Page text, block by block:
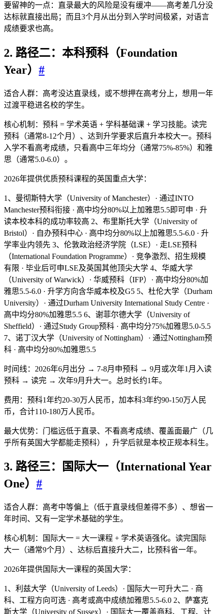
要留神的一点：直录最大的风险是没有缓冲——高考差几分没
达标就直接出局；而且3个月从出分到入学时间极紧，对语言
成绩要求也高。
2. 路径二：本科预科（Foundation
Year） #
适合人群：高考没达直录线，或不想押在高考分上，想用一年
过渡平稳进名校的学生。
核心机制：预科 = 学术英语 + 学科基础课 + 学习技能。读完
预科（通常8-12个月）、达到升学要求后直升本校大一。预科
入学不看高考成绩，只看高中三年均分（通常75%-85%）和雅
思（通常5.0-6.0）。
2026年提供优质预科课程的英国重点大学：
1、曼彻斯特大学（University of Manchester）· 通过INTO
Manchester预科衔接 · 高中均分80%以上加雅思5.5即可申 · 升
读本校本科的成功率较高 2、布里斯托大学（University of
Bristol）· 自办预科中心 · 高中均分80%以上加雅思5.5-6.0 · 升
学率业内领先 3、伦敦政治经济学院（LSE）· 走LSE预科
（International Foundation Programme）· 竞争激烈、招生规模
有限 · 毕业后可申LSE及英国其他顶尖大学 4、华威大学
（University of Warwick）· 华威预科（IFP）· 高中均分80%加
雅思5.5-6.0 · 升学方向含华威本校及G5 5、杜伦大学（Durham
University）· 通过Durham University International Study Centre ·
高中均分80%加雅思5.5 6、谢菲尔德大学（University of
Sheffield）· 通过Study Group预科 · 高中均分75%加雅思5.0-5.5
7、诺丁汉大学（University of Nottingham）· 通过Nottingham预
科 · 高中均分80%加雅思5.5
时间线：2026年6月出分 → 7-8月申预科 → 9月或次年1月入读
预科 → 读完 → 次年9月升大一。总时长约1年。
费用：预科1年约20-30万人民币，加本科3年约90-150万人民
币，合计110-180万人民币。
最大优势：门槛远低于直录、不看高考成绩、覆盖面最广（几
乎所有英国大学都能走预科），升学后就是本校正规本科生。
3. 路径三：国际大一（International Year
One） #
适合人群：高考中等偏上（低于直录线但差得不多）、想省一
年时间、又有一定学术基础的学生。
核心机制：国际大一 = 大一课程 + 学术英语强化。读完国际
大一（通常9个月）、达标后直接升大二，比预科省一年。
2026年提供国际大一课程的英国大学：
1、利兹大学（University of Leeds）· 国际大一可升大二 · 商
科、工程方向可选 · 高考或高中成绩加雅思5.5-6.0 2、萨塞克
斯大学（University of Sussex）· 国际大一覆盖商科、工程、计